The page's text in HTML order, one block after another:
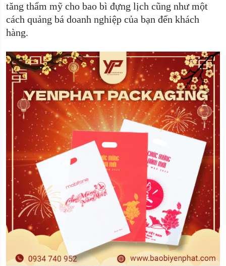
tăng thẩm mỹ cho bao bì đựng lịch cũng như một
cách quảng bá doanh nghiệp của bạn đến khách
hàng.